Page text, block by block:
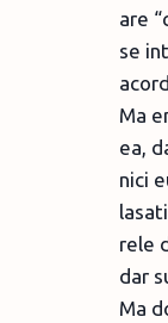
are
se
Ma
ea,
nici
rele
dar
Ma